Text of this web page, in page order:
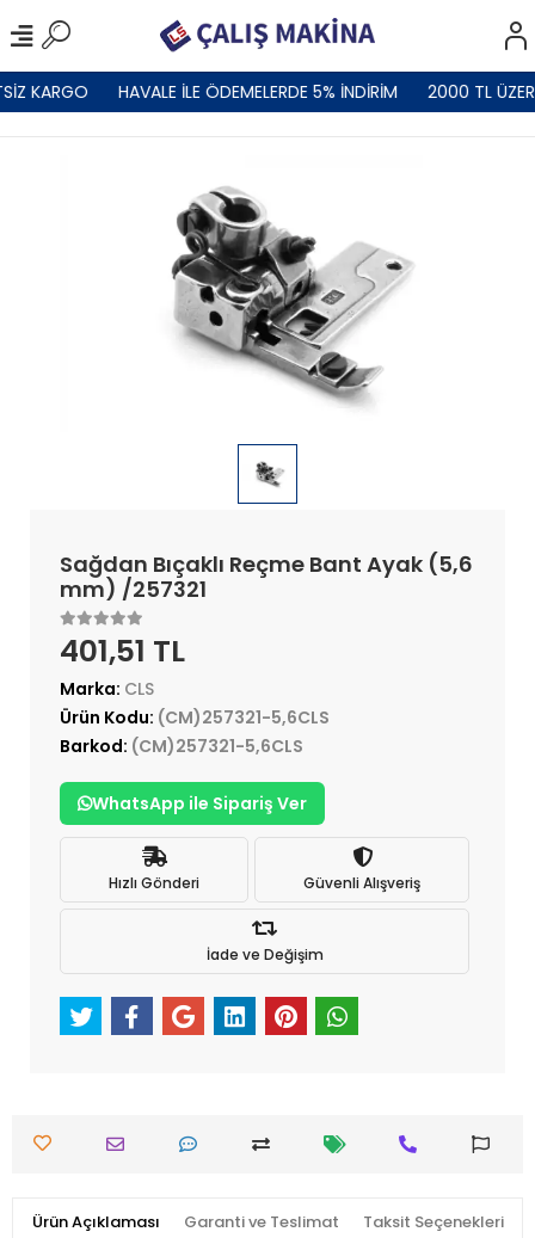
KARGO HAVALE İLE ÖDEMELERDE 5% İNDİRİM 2000 TL
Sağdan Bıçaklı Reçme Bant Ayak (5,6
mm) /257321
401,51 TL
Marka: CLS
Ürün Kodu: (CM)257321-5,6CLS
Barkod: (CM)257321-5,6CLS
WhatsApp ile Sipariş Ver
Hızlı Gönderi Güvenli Alışveriş
İade ve Değişim
Ürün Açıklaması Garanti ve Teslimat Taksit Seçenekleri